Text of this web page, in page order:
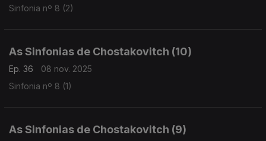
Sinfonia nº 8 (2)
As Sinfonias de Chostakovitch (10)
Ep. 36
08 nov. 2025
Sinfonia nº 8 (1)
As Sinfonias de Chostakovitch (9)